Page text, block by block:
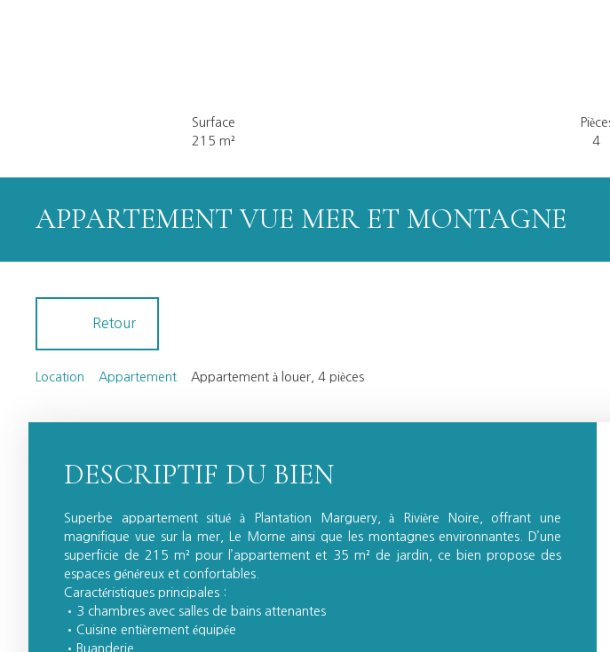
Surface
215 m²
4
APPARTEMENT VUE MER ET MONTAGNE
Retour
Location Appartement Appartement à louer, 4 pièces
DESCRIPTIF DU BIEN
Superbe appartement situé à Plantation Marguery, à Rivière Noire, offrant une
magnifique vue sur la mer, Le Morne ainsi que les montagnes environnantes. D’une
superficie de 215 m² pour l’appartement et 35 m² de jardin, ce bien propose des
espaces généreux et confortables.
Caractéristiques principales :
3 chambres avec salles de bains attenantes
Cuisine entièrement équipée
Buanderie